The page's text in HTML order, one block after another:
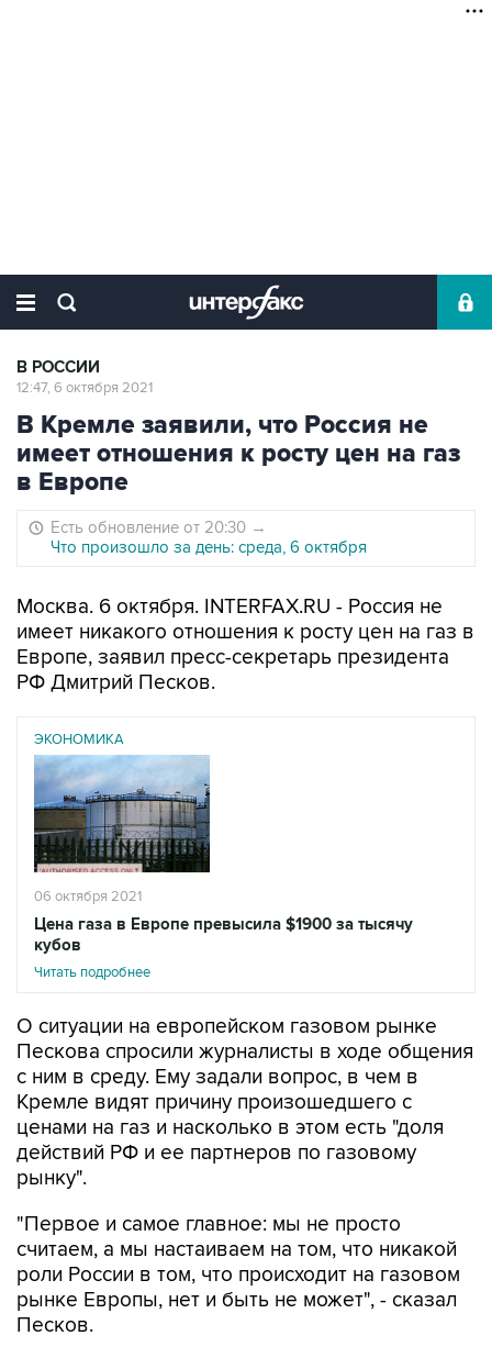
В РОССИИ
12:47, 6 октября 2021
В Кремле заявили, что Россия не
имеет отношения к росту цен на газ
в Европе
Есть обновление от 20:30 →
Что произошло за день: среда, 6 октября
Москва. 6 октября. INTERFAX.RU - Россия не
имеет никакого отношения к росту цен на газ в
Европе, заявил пресс-секретарь президента
РФ Дмитрий Песков.
ЭКОНОМИКА
06 октября 2021
Цена газа в Европе превысила $1900 за тысячу
кубов
Читать подробнее
О ситуации на европейском газовом рынке
Пескова спросили журналисты в ходе общения
с ним в среду. Ему задали вопрос, в чем в
Кремле видят причину произошедшего с
ценами на газ и насколько в этом есть "доля
действий РФ и ее партнеров по газовому
рынку".
"Первое и самое главное: мы не просто
считаем, а мы настаиваем на том, что никакой
роли России в том, что происходит на газовом
рынке Европы, нет и быть не может", - сказал
Песков.